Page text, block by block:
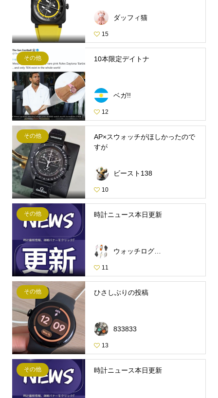
ダッフィ猫
15
その他 10本限定デイトナ
ベガ!!
12
その他
AP×スウォッチがほしかったので
すが
ビースト138
10
その他 時計ニュース本日更新
ウォッチログ・スタッフ
11
その他 ひさしぶりの投稿
833833
13
その他 時計ニュース本日更新